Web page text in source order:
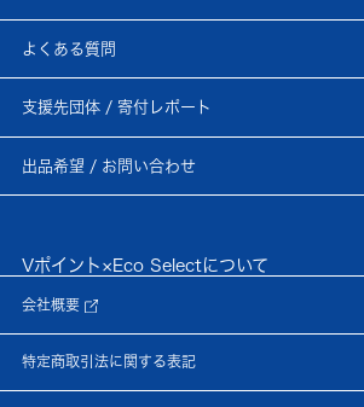
よくある質問
支援先団体 / 寄付レポート
出品希望 / お問い合わせ
Vポイント×Eco Selectについて
会社概要
特定商取引法に関する表記